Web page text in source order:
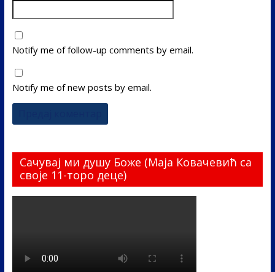
Notify me of follow-up comments by email.
Notify me of new posts by email.
Сачувај ми душу Боже (Маја Ковачевић са
своје 11-торо деце)